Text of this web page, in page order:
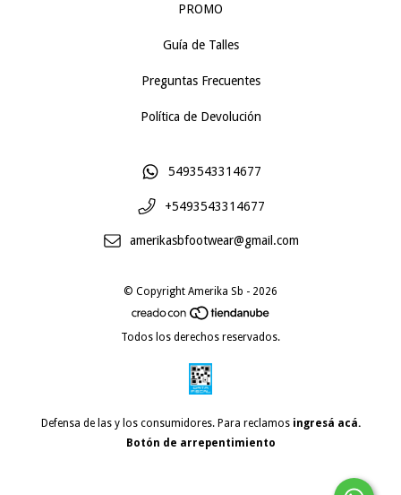
PROMO
Guía de Talles
Preguntas Frecuentes
Política de Devolución
5493543314677
+5493543314677
amerikasbfootwear@gmail.com
© Copyright Amerika Sb - 2026
Todos los derechos reservados.
Defensa de las y los consumidores. Para reclamos ingresá acá.
Botón de arrepentimiento